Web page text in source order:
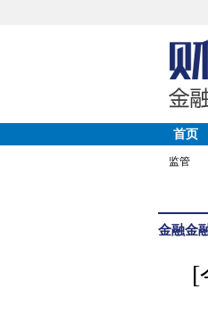
首页
监管
金融金
[